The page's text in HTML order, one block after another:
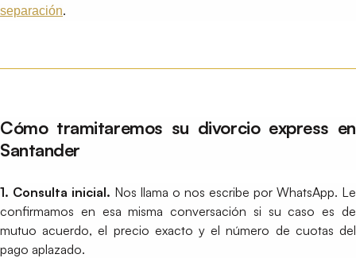
separación.
Cómo tramitaremos su divorcio express en
Santander
1. Consulta inicial. Nos llama o nos escribe por WhatsApp. Le
confirmamos en esa misma conversación si su caso es de
mutuo acuerdo, el precio exacto y el número de cuotas del
pago aplazado.